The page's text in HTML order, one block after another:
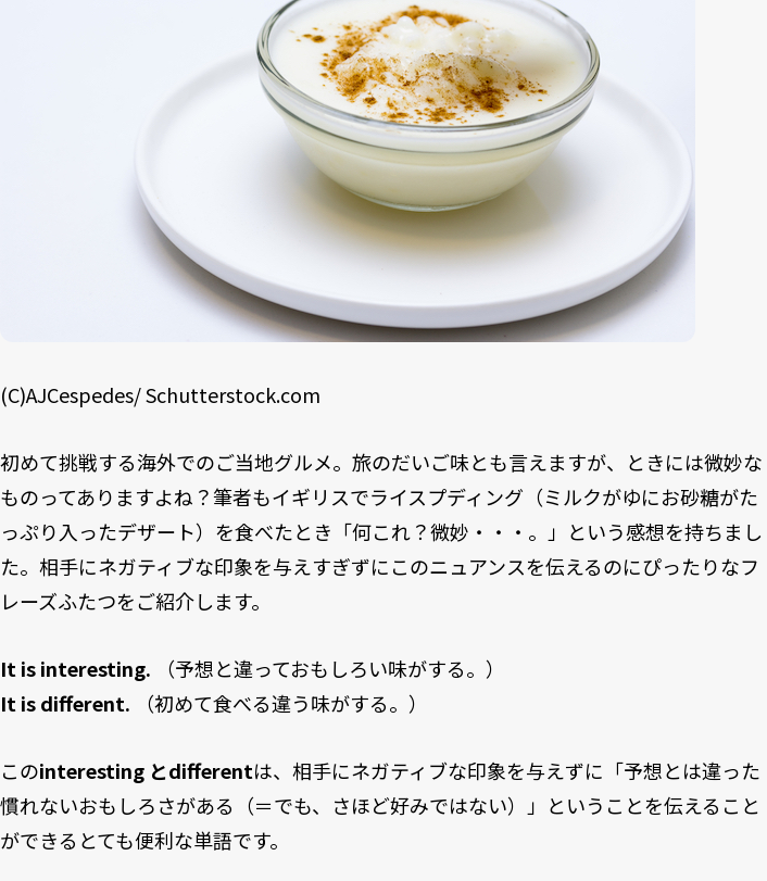
(C)AJCespedes/ Schutterstock.com
初めて挑戦する海外でのご当地グルメ。旅のだいご味とも言えますが、ときには微妙な
ものってありますよね？筆者もイギリスでライスプディング（ミルクがゆにお砂糖がた
っぷり入ったデザート）を食べたとき「何これ？微妙・・・。」という感想を持ちまし
た。相手にネガティブな印象を与えすぎずにこのニュアンスを伝えるのにぴったりなフ
レーズふたつをご紹介します。
It is interesting.
（予想と違っておもしろい味がする。）
It is different.
（初めて食べる違う味がする。）
このinteresting とdifferentは、相手にネガティブな印象を与えずに「予想とは違った
慣れないおもしろさがある（＝でも、さほど好みではない）」ということを伝えること
ができるとても便利な単語です。